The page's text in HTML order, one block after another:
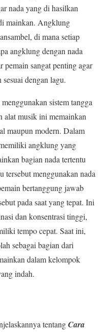
nada yang di hasilkan
mainkan. Angklung
di mana setiap
angklung dengan nada
sangat penting agar
dengan lagu.
sistem tangga
alat musik ini memainkan
maupun modern. Dalam
angklung yang
bagian nada tertentu
tersebut menggunakan nada
bertanggung jawab
pada saat yang tepat. Ini
dan konsentrasi tinggi,
tempo cepat. Saat ini,
sebagai bagian dari
dalam kelompok
indah.
tentangCara